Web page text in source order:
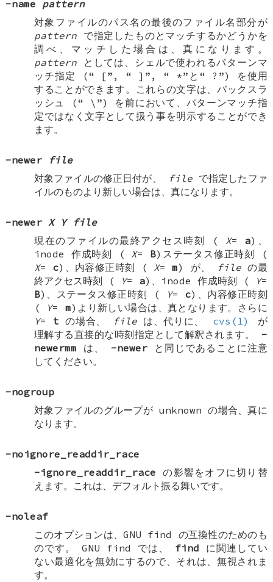
-name pattern
対象ファイルのパス名の最後のファイル名部分が
patternで指定したものとマッチするかどうかを
調べ、マッチした場合は、真になります。
patternとしては、シェルで使われるパターンマ
ッチ指定 (“
[”, “ ] ”, “ *”と“ ? ”) を使用
することができます。これらの文字は、バックスラ
ッシュ (“ \ ”) を前において、パターンマッチ指
定ではなく文字として扱う事を明示することができ
ます。
-newer
file
対象ファイルの修正日付が、
fileで指定したファ
イルのものより新しい場合は、真になります。
-newer X Y
file
現在のファイルの最終アクセス時刻 ( X= a)、
inode 作成時刻 ( X= B)ステータス修正時刻 (
X= c)、内容修正時刻 ( X=m) が、 fileの最
終アクセス時刻 (
Y= a)、inode 作成時刻 ( Y=
B)、ステータス修正時刻 ( Y= c)、内容修正時刻
(
Y= m)より新しい場合は、真となります。さらに
Y= t の場合、 fileは、代りに、 cvs(1)
が
理解する直接的な時刻指定として解釈されます。 -
newermm は、 -newerと同じであることに注意
してください。
-nogroup
対象ファイルのグループが unknown の場合、真に
なります。
-noignore_readdir_race
-ignore_readdir_race の影響をオフに切り替
えます。これは、デフォルト振る舞いです。
-noleaf
このオプションは、GNU find の互換性のためのも
のです。 GNU find では、 find に関連してい
ない最適化を無効にするので、それは、無視されま
す。